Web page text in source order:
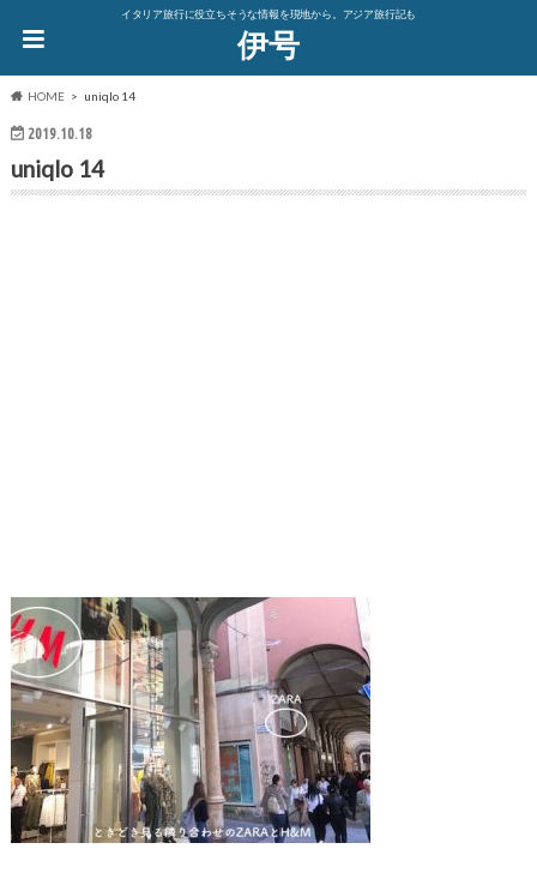
イタリア旅行に役立ちそうな情報を現地から。アジア旅行記も
伊号
HOME uniqlo 14
2019.10.18
uniqlo 14